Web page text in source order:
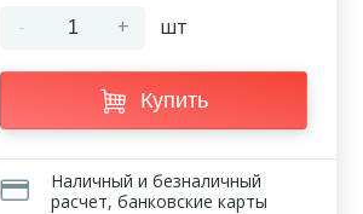
- + шт
Купить
Наличный и безналичный
расчет, банковские карты